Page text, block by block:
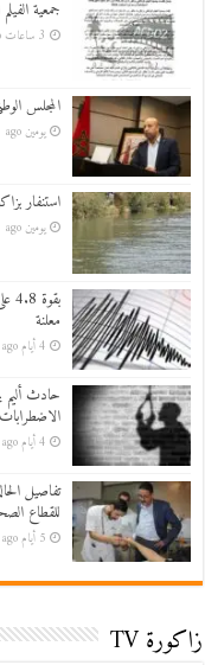
جمعية
3 ساعات ago
المجلس
يومين ago
استنفار
يومين ago
معلنة
4 أيام ago
حادث أليم
4 أيام ago
تفاصيل
للقطاع
5 أيام ago
زاكورة TV